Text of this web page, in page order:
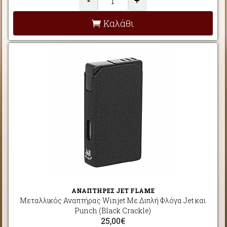
Καλάθι
ΑΝΑΠΤΗΡΕΣ JET FLAME
Μεταλλικός Αναπτήρας Winjet Με Διπλή Φλόγα Jet και
Punch (Black Crackle)
25,00€